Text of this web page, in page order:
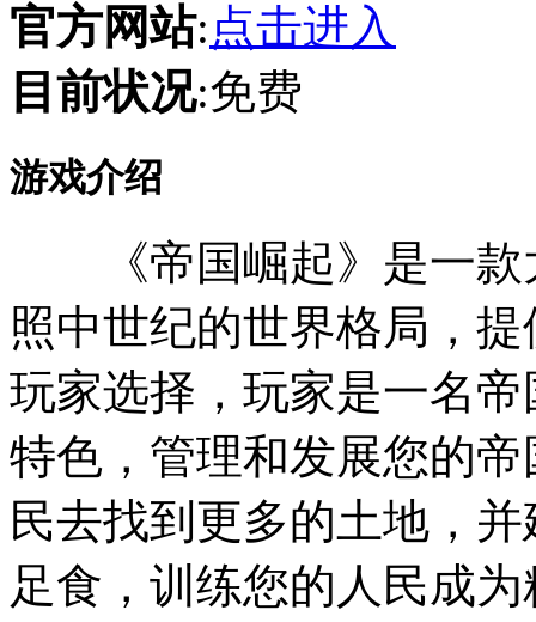
官方网站:点击进入
目前状况:免费
游戏介绍
《帝国崛起》是一款
照中世纪的世界格局，
玩家选择，玩家是一名
特色，管理和发展您的
民去找到更多的土地，
足食，训练您的人民成